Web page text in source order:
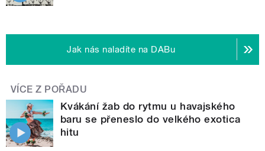
Jak nás naladíte na DABu
VÍCE Z POŘADU
Kvákání žab do rytmu u havajského
baru se přeneslo do velkého exotica
hitu